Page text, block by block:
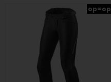
op=op